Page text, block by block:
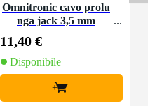
Omnitronic cavo prolu
nga jack 3,5 mm
11,40 €
Disponibile
+